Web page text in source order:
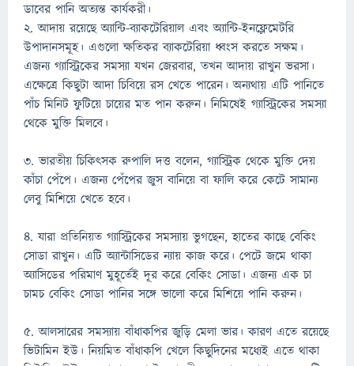
ডাবের পানি অত্যন্ত কার্যকরী।
২. আদায় রয়েছে অ্যান্টি-ব্যাকটেরিয়াল এবং অ্যান্টি-ইনফ্লেমেটরি
উপাদানসমূহ। এগুলো ক্ষতিকর ব্যাকটেরিয়া ধ্বংস করতে সক্ষম।
এজন্য গ্যাস্ট্রিকের সমস্যা যখন জেরবার, তখন আদায় রাখুন ভরসা।
এক্ষেত্রে কিছুটা আদা চিবিয়ে রস খেতে পারেন। অন্যথায় এটি পানিতে
পাঁচ মিনিট ফুটিয়ে চায়ের মত পান করুন। নিমিষেই গ্যাস্ট্রিকের সমস্যা
থেকে মুক্তি মিলবে।
৩. ভারতীয় চিকিৎসক রুপালি দত্ত বলেন, গ্যাস্ট্রিক থেকে মুক্তি দেয়
কাঁচা পেঁপে। এজন্য পেঁপের জুস বানিয়ে বা ফালি করে কেটে সামান্য
লেবু মিশিয়ে খেতে হবে।
৪. যারা প্রতিনিয়ত গ্যাস্ট্রিকের সমস্যায় ভুগছেন, হাতের কাছে বেকিং
সোডা রাখুন। এটি অ্যান্টাসিডের ন্যায় কাজ করে। পেটে জমে থাকা
অ্যাসিডের পরিমাণ মুহূর্তেই দূর করে বেকিং সোডা। এজন্য এক চা
চামচ বেকিং সোডা পানির সঙ্গে ভালো করে মিশিয়ে পানি করুন।
৫. আলসারের সমস্যায় বাঁধাকপির জুড়ি মেলা ভার। কারণ এতে রয়েছে
ভিটামিন ইউ। নিয়মিত বাঁধাকপি খেলে কিছুদিনের মধ্যেই এতে থাকা